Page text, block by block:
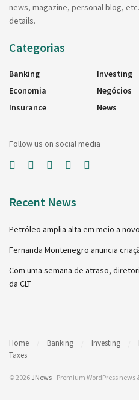
news, magazine, personal blog,
details.
Categorias
Banking
Economia
Insurance
Investing
Negócios
News
Follow us on social media
Recent News
Petróleo amplia alta em meio a
Fernanda Montenegro anuncia
Com uma semana de atraso,
da CLT
Home Banking Investing
Taxes
© 2026 JNews- Premium WordPress